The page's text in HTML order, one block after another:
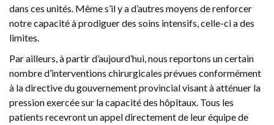
dans ces unités. Même s’il y a d’autres moyens de renforcer
notre capacité à prodiguer des soins intensifs, celle-ci a des
limites.
Par ailleurs, à partir d’aujourd’hui, nous reportons un certain
nombre d’interventions chirurgicales prévues conformément
à la directive du gouvernement provincial visant à atténuer la
pression exercée sur la capacité des hôpitaux. Tous les
patients recevront un appel directement de leur équipe de